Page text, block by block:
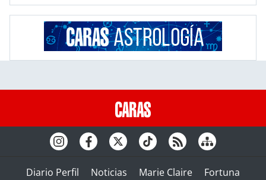
Diario Perfil Noticias Marie Claire
Fortuna